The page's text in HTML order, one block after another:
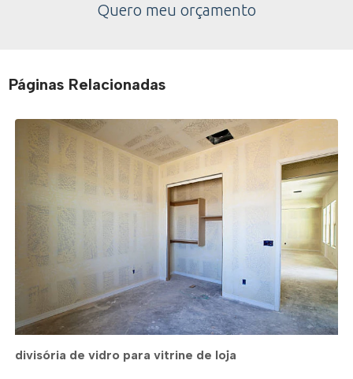
Quero meu orçamento
Páginas Relacionadas
divisória de vidro para vitrine de loja